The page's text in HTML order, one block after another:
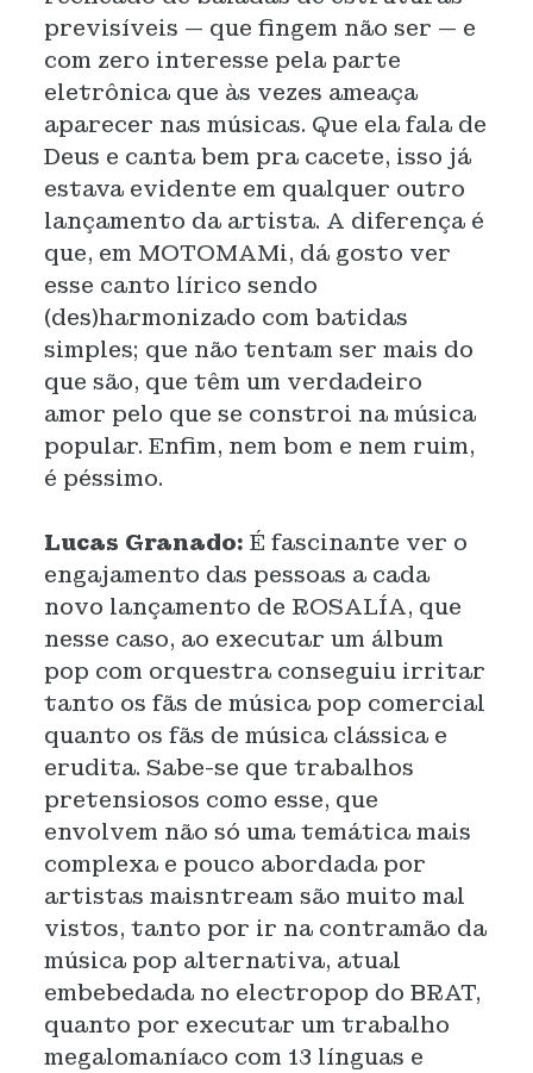
previsíveis — que fingem não ser — e
com zero interesse pela parte
eletrônica que às vezes ameaça
aparecer nas músicas. Que ela fala de
Deus e canta bem pra cacete, isso já
estava evidente em qualquer outro
lançamento da artista. A diferença é
que, em MOTOMAMi, dá gosto ver
esse canto lírico sendo
(des)harmonizado com batidas
simples; que não tentam ser mais do
que são, que têm um verdadeiro
amor pelo que se constroi na música
popular. Enfim, nem bom e nem ruim,
é péssimo.
Lucas Granado: É fascinante ver o
engajamento das pessoas a cada
novo lançamento de ROSALÍA, que
nesse caso, ao executar um álbum
pop com orquestra conseguiu irritar
tanto os fãs de música pop comercial
quanto os fãs de música clássica e
erudita. Sabe-se que trabalhos
pretensiosos como esse, que
envolvem não só uma temática mais
complexa e pouco abordada por
artistas maisntream são muito mal
vistos, tanto por ir na contramão da
música pop alternativa, atual
embebedada no electropop do BRAT,
quanto por executar um trabalho
megalomaníaco com 13 línguas e